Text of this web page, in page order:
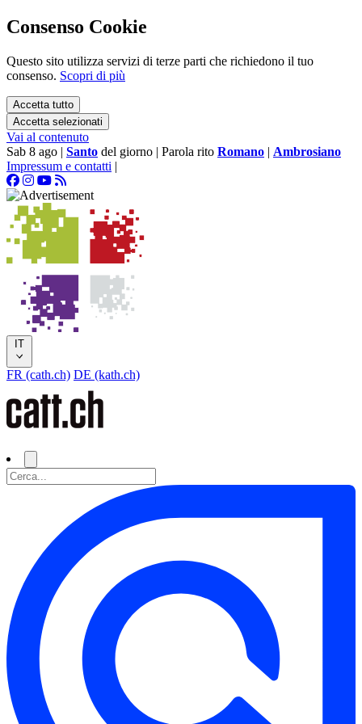
Consenso Cookie
Questo sito utilizza servizi di terze parti che richiedono il tuo
consenso. Scopri di più
Accetta tutto
Accetta selezionati
Vai al contenuto
Sab 8 ago | Santo del giorno | Parola rito Romano | Ambrosiano
Impressum e contatti |
IT
FR (cath.ch) DE (kath.ch)